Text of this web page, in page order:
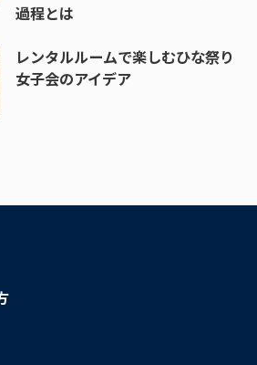
過程とは
レンタルルームで楽しむひな祭り
女子会のアイデア